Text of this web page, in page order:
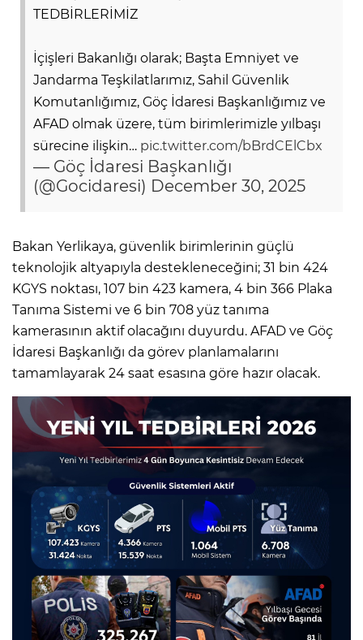
TEDBİRLERİMİZ
İçişleri Bakanlığı olarak; Başta Emniyet ve
Jandarma Teşkilatlarımız, Sahil Güvenlik
Komutanlığımız, Göç İdaresi Başkanlığımız ve
AFAD olmak üzere, tüm birimlerimizle yılbaşı
sürecine ilişkin… pic.twitter.com/bBrdCElCbx
— Göç İdaresi Başkanlığı
(@Gocidaresi) December 30, 2025
Bakan Yerlikaya, güvenlik birimlerinin güçlü
teknolojik altyapıyla destekleneceğini; 31 bin 424
KGYS noktası, 107 bin 423 kamera, 4 bin 366 Plaka
Tanıma Sistemi ve 6 bin 708 yüz tanıma
kamerasının aktif olacağını duyurdu. AFAD ve Göç
İdaresi Başkanlığı da görev planlamalarını
tamamlayarak 24 saat esasına göre hazır olacak.